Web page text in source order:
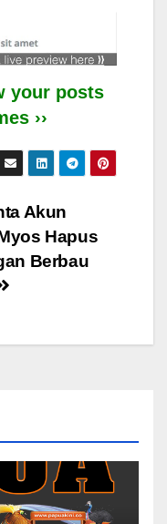
your posts
››
Akun
Hapus
Berbau